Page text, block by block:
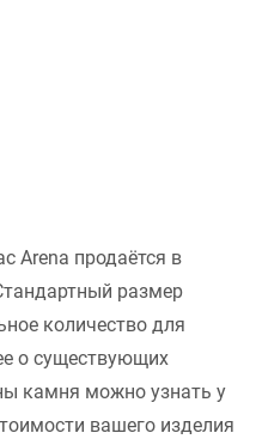
Arena продаётся в
размер
количество для
о существующих
камня можно узнать у
вашего изделия